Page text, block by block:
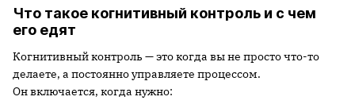
Что такое когнитивный контроль и с чем
его едят
Когнитивный контроль — это когда вы не просто что-то
делаете, а постоянно управляете процессом.
Он включается, когда нужно: